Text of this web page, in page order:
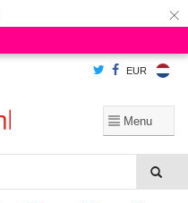
×
EUR
Is dat akkoord?
Ja